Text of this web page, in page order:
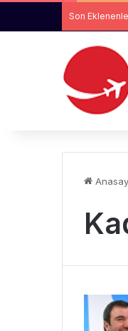
Son